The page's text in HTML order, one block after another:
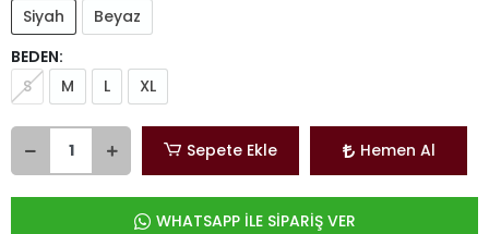
Siyah
Beyaz
BEDEN:
S
M L XL
Sepete Ekle Hemen Al
WHATSAPP İLE SİPARİŞ VER